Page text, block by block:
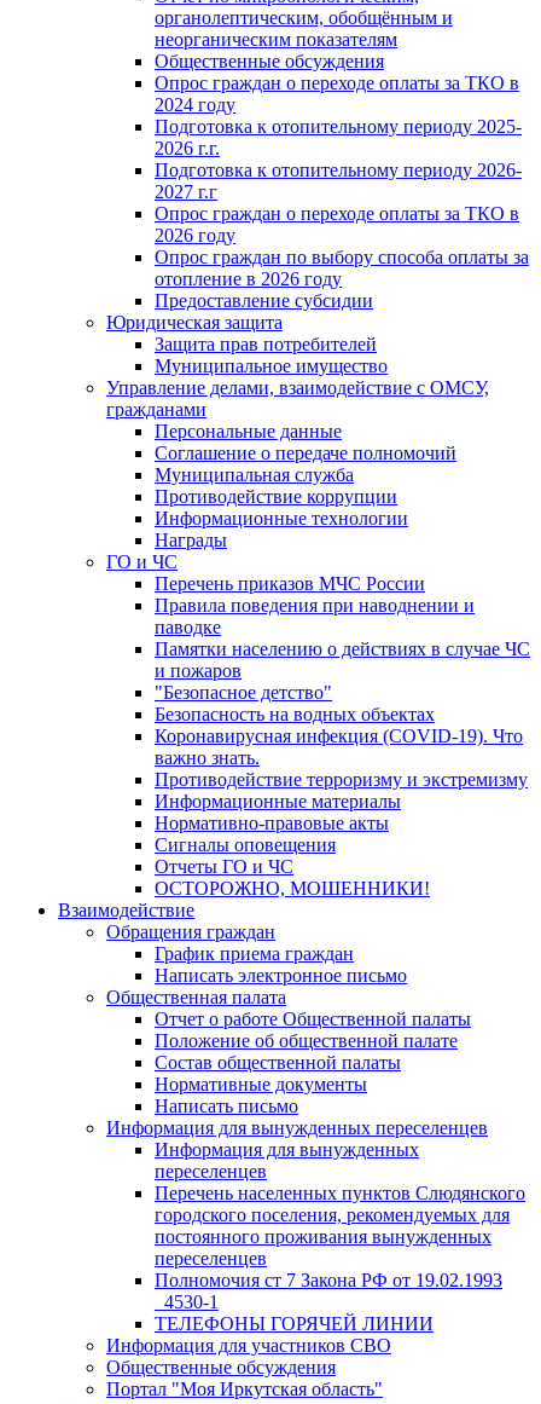
органолептическим, обобщённым и
неорганическим показателям
Общественные обсуждения
Опрос граждан о переходе оплаты за ТКО в
2024 году
Подготовка к отопительному периоду 2025-
2026 г.г.
Подготовка к отопительному периоду 2026-
2027 г.г
Опрос граждан о переходе оплаты за ТКО в
2026 году
Опрос граждан по выбору способа оплаты за
отопление в 2026 году
Предоставление субсидии
Юридическая защита
Защита прав потребителей
Муниципальное имущество
Управление делами, взаимодействие с ОМСУ,
гражданами
Персональные данные
Соглашение о передаче полномочий
Муниципальная служба
Противодействие коррупции
Информационные технологии
Награды
ГО и ЧС
Перечень приказов МЧС России
Правила поведения при наводнении и
паводке
Памятки населению о действиях в случае ЧС
и пожаров
"Безопасное детство"
Безопасность на водных объектах
Коронавирусная инфекция (COVID-19). Что
важно знать.
Противодействие терроризму и экстремизму
Информационные материалы
Нормативно-правовые акты
Сигналы оповещения
Отчеты ГО и ЧС
ОСТОРОЖНО, МОШЕННИКИ!
Взаимодействие
Обращения граждан
График приема граждан
Написать электронное письмо
Общественная палата
Отчет о работе Общественной палаты
Положение об общественной палате
Состав общественной палаты
Нормативные документы
Написать письмо
Информация для вынужденных переселенцев
Информация для вынужденных
переселенцев
Перечень населенных пунктов Слюдянского
городского поселения, рекомендуемых для
постоянного проживания вынужденных
переселенцев
Полномочия ст 7 Закона РФ от 19.02.1993
_4530-1
ТЕЛЕФОНЫ ГОРЯЧЕЙ ЛИНИИ
Информация для участников СВО
Общественные обсуждения
Портал "Моя Иркутская область"